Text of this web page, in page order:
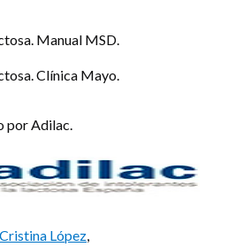
Manual MSD.
Clínica Mayo.
por Adilac.
Cristina López,